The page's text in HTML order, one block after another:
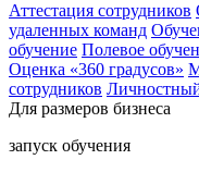
Аттестация сотрудников
удаленных команд
обучение Полевое
Оценка «360 градусов»
сотрудников
Для размеров бизнеса
запуск обучения